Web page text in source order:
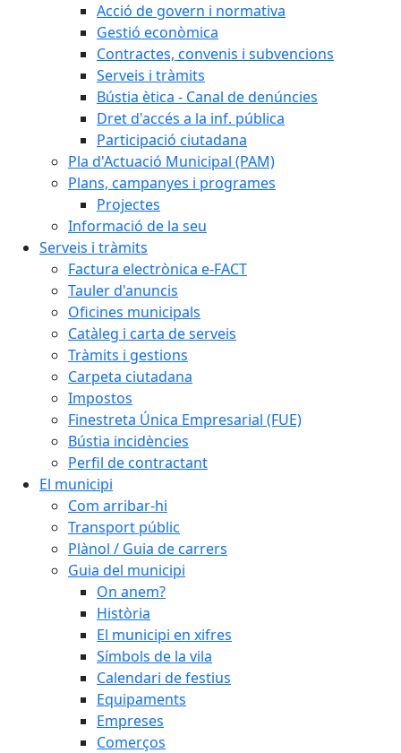
Acció de govern i normativa
Gestió econòmica
Contractes, convenis i subvencions
Serveis i tràmits
Bústia ètica - Canal de denúncies
Dret d'accés a la inf. pública
Participació ciutadana
Pla d'Actuació Municipal (PAM)
Plans, campanyes i programes
Projectes
Informació de la seu
Serveis i tràmits
Factura electrònica e-FACT
Tauler d'anuncis
Oficines municipals
Catàleg i carta de serveis
Tràmits i gestions
Carpeta ciutadana
Impostos
Finestreta Única Empresarial (FUE)
Bústia incidències
Perfil de contractant
El municipi
Com arribar-hi
Transport públic
Plànol / Guia de carrers
Guia del municipi
On anem?
Història
El municipi en xifres
Símbols de la vila
Calendari de festius
Equipaments
Empreses
Comerços